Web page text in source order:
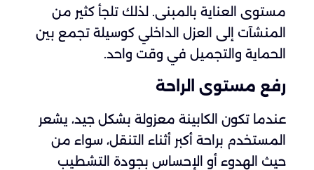
مستوى العناية بالمبنى. لذلك تلجأ كثير من
المنشآت إلى العزل الداخلي كوسيلة تجمع بين
الحماية والتجميل في وقت واحد.
رفع مستوى الراحة
عندما تكون الكابينة معزولة بشكل جيد، يشعر
المستخدم براحة أكبر أثناء التنقل، سواء من
حيث الهدوء أو الإحساس بجودة التشطيب